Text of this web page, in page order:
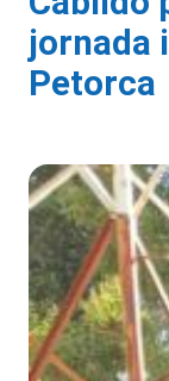
jornada
Petorca